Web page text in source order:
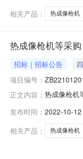
相关产品：
热成像枪机
热成像枪机等采购
招标｜招标公告
项目编号：
正文内容： 热成像枪机
购，资金来
日。货物
发布时间： 2022-10-
相关产品：
热成像枪机